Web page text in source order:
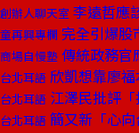
創辦人聊天室 李遠哲應
童再興專欄 完全引爆股
商場自慢塾 傳統政務官
台北耳語 欣凱想靠廖
台北耳語 江澤民批評「
台北耳語 簡又新「心